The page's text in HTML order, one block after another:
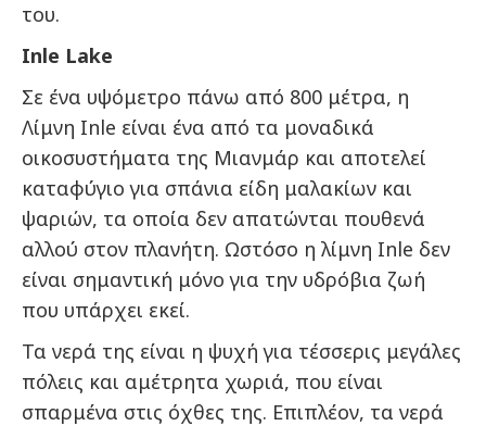
του.
Inle Lake
Σε ένα υψόμετρο πάνω από 800 μέτρα, η
Λίμνη Inle είναι ένα από τα μοναδικά
οικοσυστήματα της Μιανμάρ και αποτελεί
καταφύγιο για σπάνια είδη μαλακίων και
ψαριών, τα οποία δεν απατώνται πουθενά
αλλού στον πλανήτη. Ωστόσο η λίμνη Inle δεν
είναι σημαντική μόνο για την υδρόβια ζωή
που υπάρχει εκεί.
Τα νερά της είναι η ψυχή για τέσσερις μεγάλες
πόλεις και αμέτρητα χωριά, που είναι
σπαρμένα στις όχθες της. Επιπλέον, τα νερά